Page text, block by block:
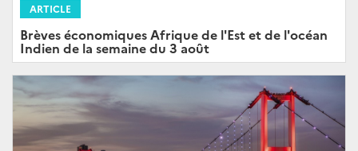
ARTICLE
Brèves économiques Afrique de l'Est et de l'océan
Indien de la semaine du 3 août